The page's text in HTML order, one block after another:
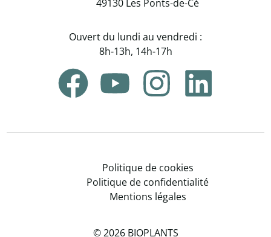
49130 Les Ponts-de-Cé
Ouvert du lundi au vendredi :
8h-13h, 14h-17h
© 2026 BIOPLANTS
Politique de cookies
Politique de confidentialité
Mentions légales